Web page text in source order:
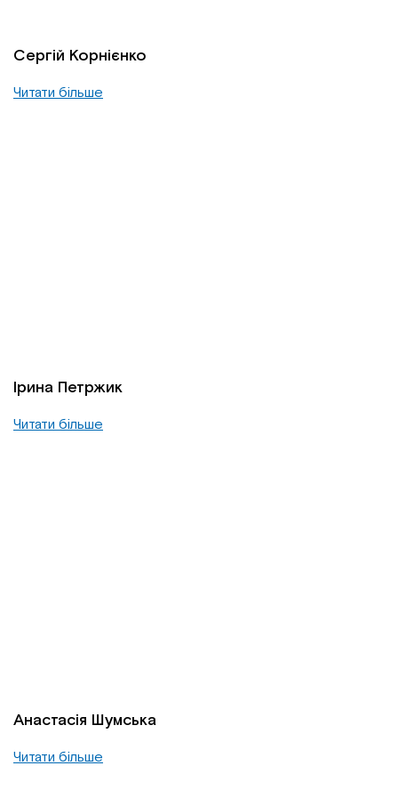
Сергій Корнієнко
Читати більше
Ірина Петржик
Читати більше
Анастасія Шумська
Читати більше